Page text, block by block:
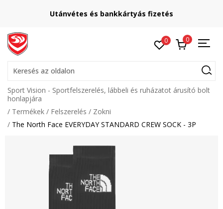
Utánvétes és bankkártyás fizetés
0 0
Keresés az oldalon
Sport Vision - Sportfelszerelés, lábbeli és ruházatot árusító bolt
honlapjára
Termékek
Felszerelés
Zokni
The North Face EVERYDAY STANDARD CREW SOCK - 3P